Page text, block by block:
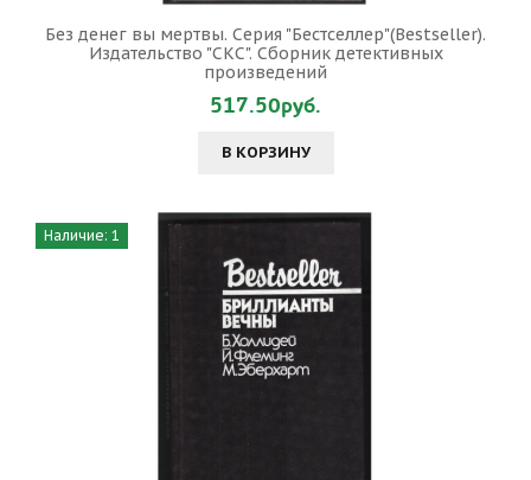
Без денег вы мертвы. Серия "Бестселлер"(Bestseller).
Издательство "СКС". Сборник детективных
произведений
517.50руб.
В КОРЗИНУ
Наличие: 1